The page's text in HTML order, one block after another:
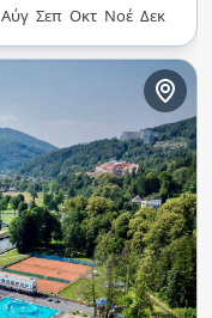
Αύγ Σεπ Οκτ Νοέ Δεκ